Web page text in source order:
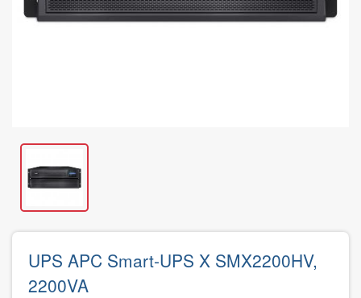
UPS APC Smart-UPS X SMX2200HV,
2200VA